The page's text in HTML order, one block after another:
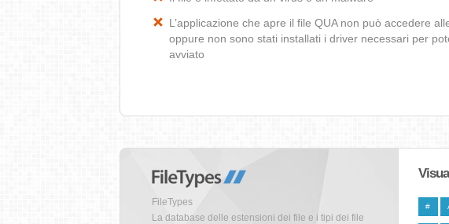
L’applicazione che apre il file QUA non può accedere
oppure non sono stati installati i driver necessari per
avviato
FileTypes
La database delle estensioni dei file e i tipi dei file
#